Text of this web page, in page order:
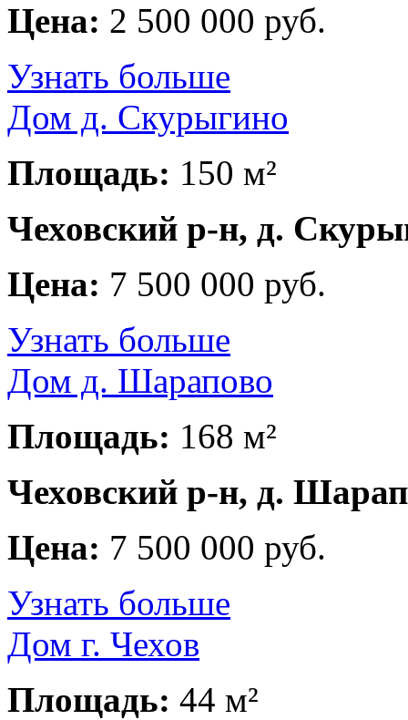
Цена: 2 500 000 руб.
Узнать больше
Дом д. Скурыгино
Площадь: 150 м²
Чеховский р-н, д.
Цена: 7 500 000 руб.
Узнать больше
Дом д. Шарапово
Площадь: 168 м²
Чеховский р-н, д.
Цена: 7 500 000 руб.
Узнать больше
Дом г. Чехов
Площадь: 44 м²